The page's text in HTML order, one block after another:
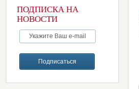
ПОДПИСКА НА
НОВОСТИ